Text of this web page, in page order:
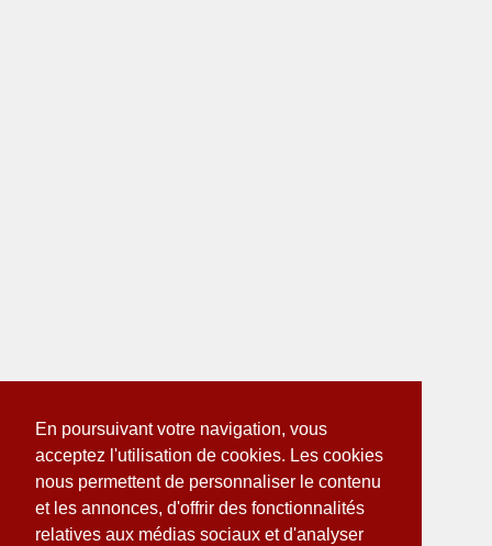
En poursuivant votre navigation, vous
acceptez l'utilisation de cookies. Les cookies
nous permettent de personnaliser le contenu
et les annonces, d'offrir des fonctionnalités
relatives aux médias sociaux et d'analyser